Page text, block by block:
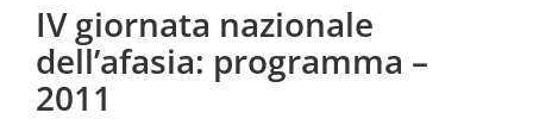
IV giornata nazionale
dell’afasia: programma –
2011